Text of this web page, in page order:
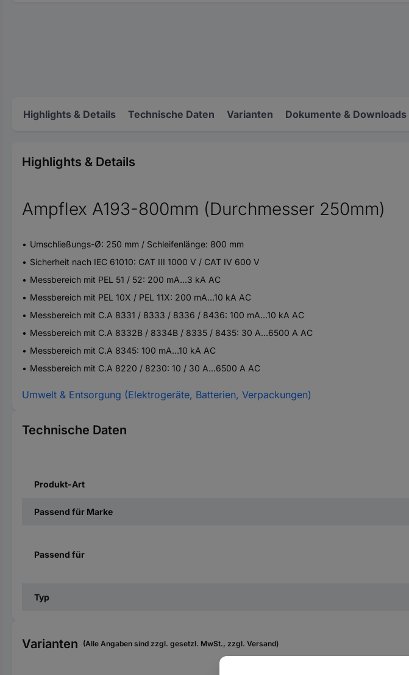
Highlights & Details Technische Daten Varianten Dokumente & Downloads
Highlights & Details
Ampflex A193-800mm (Durchmesser 250mm)
Umschließungs-Ø: 250 mm / Schleifenlänge: 800 mm
Sicherheit nach IEC 61010: CAT III 1000 V / CAT IV 600 V
Messbereich mit PEL 51 / 52: 200 mA...3 kA AC
Messbereich mit PEL 10X / PEL 11X: 200 mA…10 kA AC
Messbereich mit C.A 8331 / 8333 / 8336 / 8436: 100 mA…10 kA AC
Messbereich mit C.A 8332B / 8334B / 8335 / 8435: 30 A...6500 A AC
Messbereich mit C.A 8345: 100 mA…10 kA AC
Messbereich mit C.A 8220 / 8230: 10 / 30 A...6500 A AC
Umwelt & Entsorgung (Elektrogeräte, Batterien, Verpackungen)
Technische Daten
Produkt-Art
Passend für Marke
Passend für
Typ
Varianten (Alle Angaben sind zzgl. gesetzl. MwSt., zzgl. Versand)